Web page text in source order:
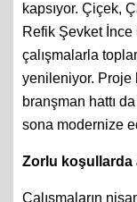
kapsıyor. Çiçek,
Refik Şevket
çalışmalarla
yenileniyor. Proje
branşman hattı
sona modernize
Zorlu koşullarda
Çalışmaların